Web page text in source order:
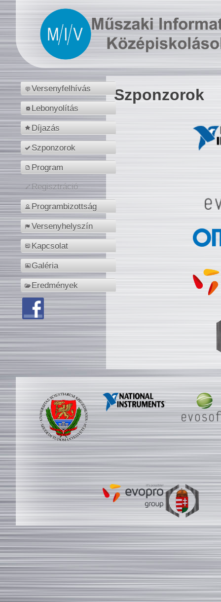
Versenyfelhívás
Lebonyolítás
Díjazás
Szponzorok
Program
Regisztráció
Programbizottság
Versenyhelyszín
Kapcsolat
Galéria
Eredmények
Szponzorok